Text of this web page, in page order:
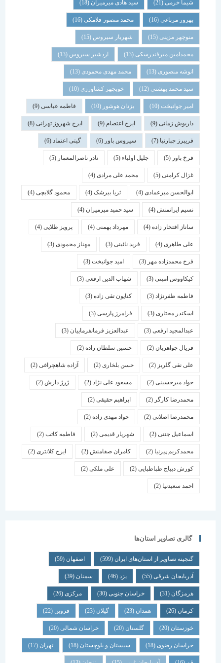
شیما خرمی(21) سید هادی میرمیران(18)
بهروز مرباغی (16) محمد منصور فلامکی (16)
منوچهر مزینی(15) شهریار سیروس(15)
محمدامین میرفندرسکی(13) اردشیر سیروس(13)
انوشه منصوری(13) محمد مهدی محمودی(13)
سید محمد بهشتی(12) خوبچهر کشاورزی(10)
امیر جوانبخت(10) یزدان هوشور(10) فاطمه عباسی(9)
داریوش زمانی(9) ایرج اعتصام(9) ایرج شهروز تهرانی(8)
فریبرز جبارنیا(7) سیروس باور(6) گیتی اعتماد(6)
فرخ باور(5) جلیل اولیاء(5) نادر ناصرالمعمار (5)
غزال کرامتی(5) محمد علی مرادی(4)
ابوالحسن میرعمادی(4) ثریا بیرشک(4) محمود گلابچی(4)
نسیم ایرانمنش(4) سید حمید میرمیران(4)
ساناز افتخار زاده(4) مهرداد بهمنی (4) پرویز طلایی(4)
علی طاهری(4) فرید نائینی(3) مهناز محمودی(3)
فرخ محمدزاده مهر(3) امید جوانبخت(3)
کیکاووس امینی(3) شهاب الدین ارفعی(3)
فاطمه ظفرنژاد(3) کتایون تقی زاده(3)
اسكندر مختاری (3) فرامرز پارسی(3)
عبدالمجید ارفعی(3) عبدالعزیز فرمانفرماییان(3)
فریال جواهریان(2) حسین سلطان زاده(2)
علی نقی گلریز(2) حسن بلخاری(2) آزاده شاهچراغی(2)
جواد میرحسینی(2) مسعود علی نژاد(2) ژرژ دارش (2)
محمدرضا کارگر(2) ابراهیم حقیقی(2)
محمدرضا اصلانی(2) جواد مهدی زاده(2)
اسماعیل جنتی(2) شهریار قدیمی(2) فاطمه کاتب(2)
محمدکریم پیرنیا (2) کامران صفامنش(2) ایرج کلانتری (2)
کورش دیباج طباطبایی(2) علی ملکی(2)
احمد سعیدنیا (2)
گالری تصاویر استان‌ها
گنجینه تصاویر از استان‌های ایران(599) اصفهان (59)
آذربایجان شرقی(55) یزد سمنان (39)
هرمزگان(31) خراسان جنوبی(30) مرکزی (26)
همدان گیلان قزوین
خوزستان(20) گلستان (20) خراسان شمالی(20)
خراسان رضوی(18) سیستان و بلوچستان(18) تهران